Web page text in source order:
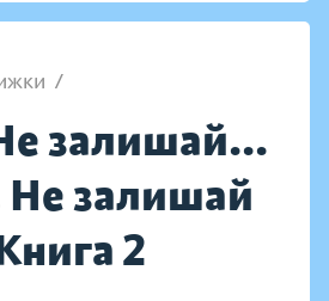
/
залишай...
Не залишай
2